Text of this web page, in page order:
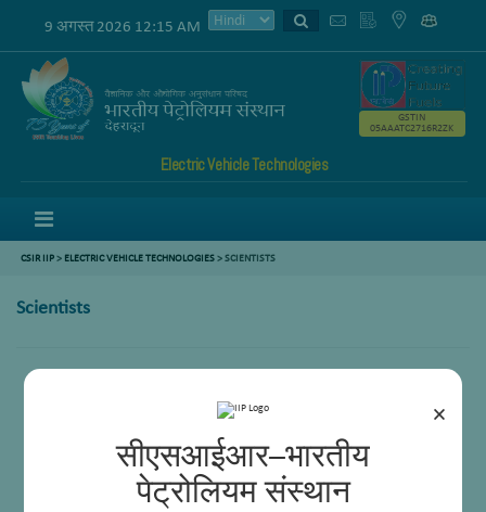
×
सीएसआईआर–भारतीय
पेट्रोलियम संस्थान
9 अगस्त 2026 12:15 AM
Electric Vehicle Technologies
GSTIN
05AAATC2716R2ZK
CSIR IIP> ELECTRIC VEHICLE TECHNOLOGIES>SCIENTISTS
Scientists